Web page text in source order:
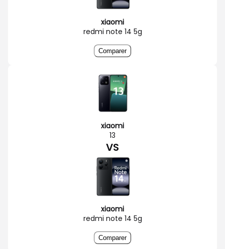
xiaomi
redmi note 14 5g
Comparer
xiaomi
13
VS
xiaomi
redmi note 14 5g
Comparer